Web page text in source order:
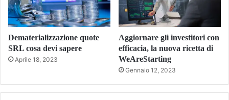
Dematerializzazione quote
SRL cosa devi sapere
Aprile 18, 2023
Aggiornare gli investitori con
efficacia, la nuova ricetta di
WeAreStarting
Gennaio 12, 2023